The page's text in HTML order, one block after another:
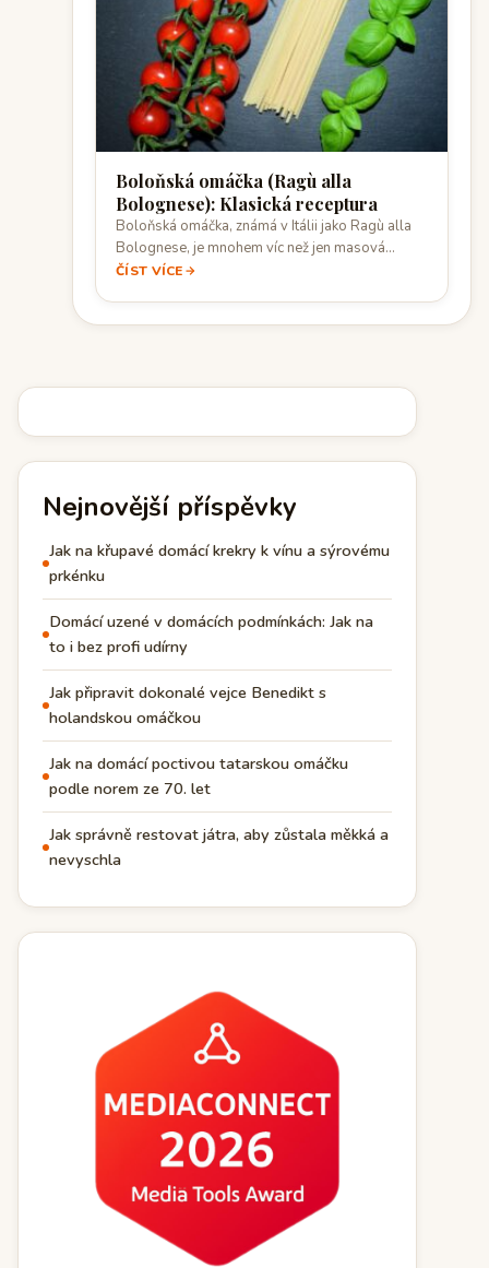
Boloňská omáčka (Ragù alla
Bolognese): Klasická receptura
Boloňská omáčka, známá v Itálii jako Ragù alla
Bolognese, je mnohem víc než jen masová…
ČÍST VÍCE
Nejnovější příspěvky
Jak na křupavé domácí krekry k vínu a sýrovému
prkénku
Domácí uzené v domácích podmínkách: Jak na
to i bez profi udírny
Jak připravit dokonalé vejce Benedikt s
holandskou omáčkou
Jak na domácí poctivou tatarskou omáčku
podle norem ze 70. let
Jak správně restovat játra, aby zůstala měkká a
nevyschla